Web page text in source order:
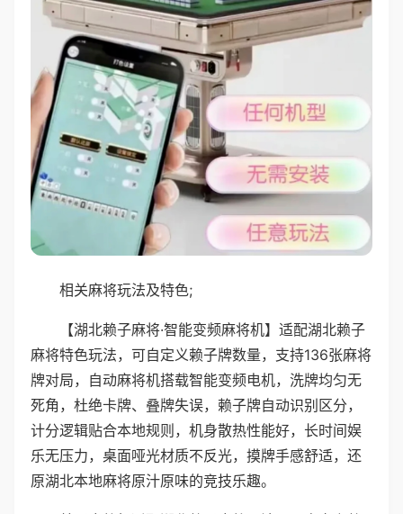
相关麻将玩法及特色;
【湖北赖子麻将·智能变频麻将机】适配湖北赖子
麻将特色玩法，可自定义赖子牌数量，支持136张麻将
牌对局，自动麻将机搭载智能变频电机，洗牌均匀无
死角，杜绝卡牌、叠牌失误，赖子牌自动识别区分，
计分逻辑贴合本地规则，机身散热性能好，长时间娱
乐无压力，桌面哑光材质不反光，摸牌手感舒适，还
原湖北本地麻将原汁原味的竞技乐趣。